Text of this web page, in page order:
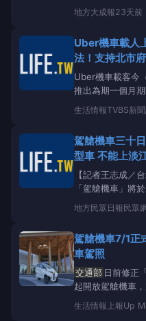
出爐，台中市政
拿下「票證組公
獎。交通局長葉
盧秀
地方大成報23天前
Uber機車載人
法！支持北市
Uber機車載客今
推出為期一個月
此， 交通部
表態
客工具，這樣的
府以公路法開罰
生活情報TVBS新
駕艙機車三十
型車 不能上淡
【記者王志成／
「駕艙機車」將
明確規範，駕艙
速公路及快速公
(二十九)日前發
地方民眾日報民眾
駕艙機車7/1
車駕照
交通部 日前修正
起開放駕艙機車
日起即可合法上路
機車在一般道路
生活情報 上報Up